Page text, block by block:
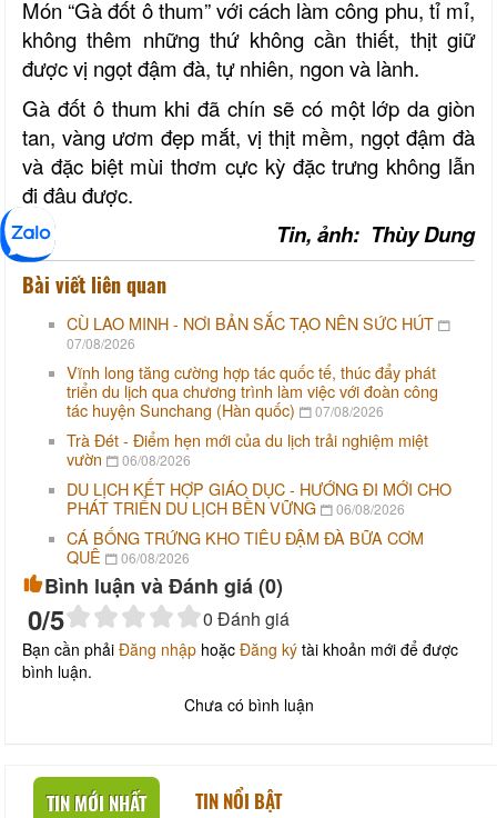
Món “Gà đốt ô thum” với cách làm công phu, tỉ mỉ,
không thêm những thứ không cần thiết, thịt giữ
được vị ngọt đậm đà, tự nhiên, ngon và lành.
Gà đốt ô thum khi đã chín sẽ có một lớp da giòn
tan, vàng ươm đẹp mắt, vị thịt mềm, ngọt đậm đà
và đặc biệt mùi thơm cực kỳ đặc trưng không lẫn
đi đâu được.
Tin, ảnh: ThùyDung
Bài viết liên quan
CÙ LAO MINH - NƠI BẢN SẮC TẠO NÊN SỨC HÚT
07/08/2026
Vĩnh long tăng cường hợp tác quốc tế, thúc đẩy phát
triển du lịch qua chương trình làm việc với đoàn công
tác huyện Sunchang (Hàn quốc)
07/08/2026
Trà Đét - Điểm hẹn mới của du lịch trải nghiệm miệt
vườn
06/08/2026
DU LỊCH KẾT HỢP GIÁO DỤC - HƯỚNG ĐI MỚI CHO
PHÁT TRIỂN DU LỊCH BỀN VỮNG
06/08/2026
CÁ BỐNG TRỨNG KHO TIÊU ĐẬM ĐÀ BỮA CƠM
QUÊ
06/08/2026
Bình luận và Đánh giá (0)
0/5 0 Đánh giá
Bạn cần phải Đăng nhập hoặc Đăng ký tài khoản mới để được
bình luận.
Chưa có bình luận
TIN MỚI NHẤT TIN NỔI BẬT